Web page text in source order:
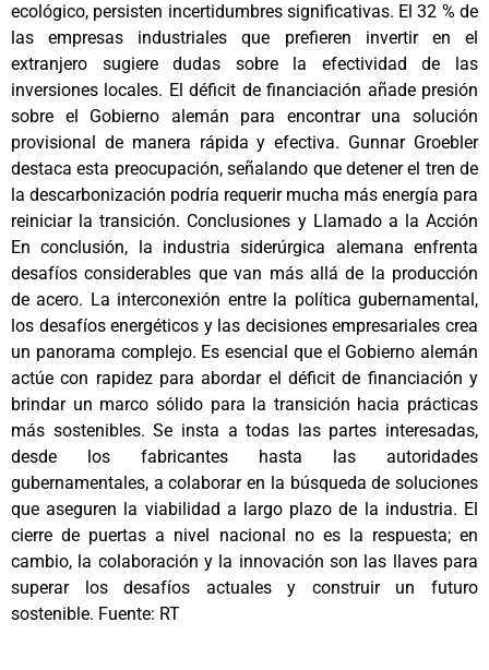
ecológico, persisten incertidumbres significativas. El 32 % de
las empresas industriales que prefieren invertir en el
extranjero sugiere dudas sobre la efectividad de las
inversiones locales. El déficit de financiación añade presión
sobre el Gobierno alemán para encontrar una solución
provisional de manera rápida y efectiva. Gunnar Groebler
destaca esta preocupación, señalando que detener el tren de
la descarbonización podría requerir mucha más energía para
reiniciar la transición. Conclusiones y Llamado a la Acción
En conclusión, la industria siderúrgica alemana enfrenta
desafíos considerables que van más allá de la producción
de acero. La interconexión entre la política gubernamental,
los desafíos energéticos y las decisiones empresariales crea
un panorama complejo. Es esencial que el Gobierno alemán
actúe con rapidez para abordar el déficit de financiación y
brindar un marco sólido para la transición hacia prácticas
más sostenibles. Se insta a todas las partes interesadas,
desde los fabricantes hasta las autoridades
gubernamentales, a colaborar en la búsqueda de soluciones
que aseguren la viabilidad a largo plazo de la industria. El
cierre de puertas a nivel nacional no es la respuesta; en
cambio, la colaboración y la innovación son las llaves para
superar los desafíos actuales y construir un futuro
sostenible. Fuente: RT